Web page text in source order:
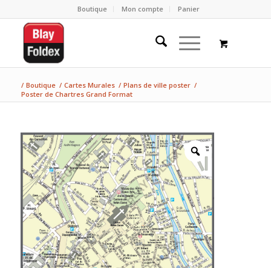
Boutique Mon compte Panier
/ Boutique / Cartes Murales / Plans de ville poster /
Poster de Chartres Grand Format